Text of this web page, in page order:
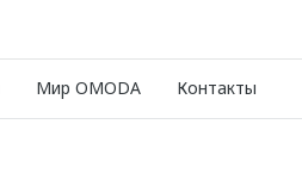
Мир OMODA Контакты